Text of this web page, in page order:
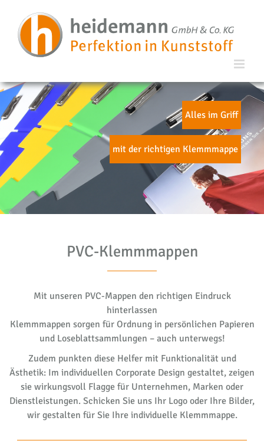
Alles im Griff
mit der richtigen Klemmmappe
PVC-Klemmmappen
Mit unseren PVC-Mappen den richtigen Eindruck
hinterlassen
Klemmmappen sorgen für Ordnung in persönlichen Papieren
und Loseblattsammlungen – auch unterwegs!
Zudem punkten diese Helfer mit Funktionalität und
Ästhetik: Im individuellen Corporate Design gestaltet, zeigen
sie wirkungsvoll Flagge für Unternehmen, Marken oder
Dienstleistungen. Schicken Sie uns Ihr Logo oder Ihre Bilder,
wir gestalten für Sie Ihre individuelle Klemmmappe.